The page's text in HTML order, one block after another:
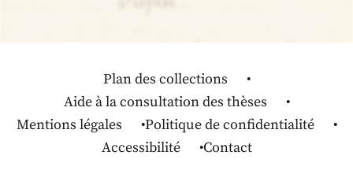
Plan des collections
Aide à la consultation des thèses
Mentions légales
Politique de confidentialité
Accessibilité
Contact